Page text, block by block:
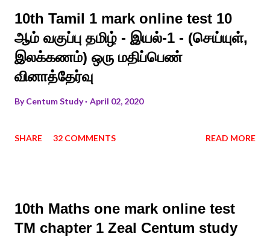
10th Tamil 1 mark online test 10
ஆம் வகுப்பு தமிழ் - இயல்-1 - (செய்யுள்,
இலக்கணம்) ஒரு மதிப்பெண்
வினாத்தேர்வு
ByCentum Study April 02, 2020
SHARE 32 COMMENTS READ MORE
10th Maths one mark online test
TM chapter 1 Zeal Centum study